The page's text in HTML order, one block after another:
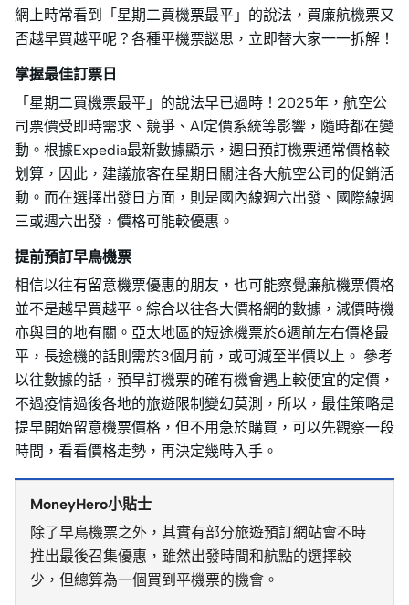
網上時常看到「星期二買機票最平」的說法，買廉航機票又
否越早買越平呢？各種平機票謎思，立即替大家一一拆解！
掌握最佳訂票日
「星期二買機票最平」的說法早已過時！2025年，航空公
司票價受即時需求、競爭、AI定價系統等影響，隨時都在變
動。根據Expedia最新數據顯示，週日預訂機票通常價格較
划算，因此，建議旅客在星期日關注各大航空公司的促銷活
動。而在選擇出發日方面，則是國內線週六出發、國際線週
三或週六出發，價格可能較優惠。
提前預訂早鳥機票
相信以往有留意機票優惠的朋友，也可能察覺廉航機票價格
並不是越早買越平。綜合以往各大價格網的數據，減價時機
亦與目的地有關。亞太地區的短途機票於6週前左右價格最
平，長途機的話則需於3個月前，或可減至半價以上。 參考
以往數據的話，預早訂機票的確有機會遇上較便宜的定價，
不過疫情過後各地的旅遊限制變幻莫測，所以，最佳策略是
提早開始留意機票價格，但不用急於購買，可以先觀察一段
時間，看看價格走勢，再決定幾時入手。
MoneyHero小貼士
除了早鳥機票之外，其實有部分旅遊預訂網站會不時
推出最後召集優惠，雖然出發時間和航點的選擇較
少，但總算為一個買到平機票的機會。